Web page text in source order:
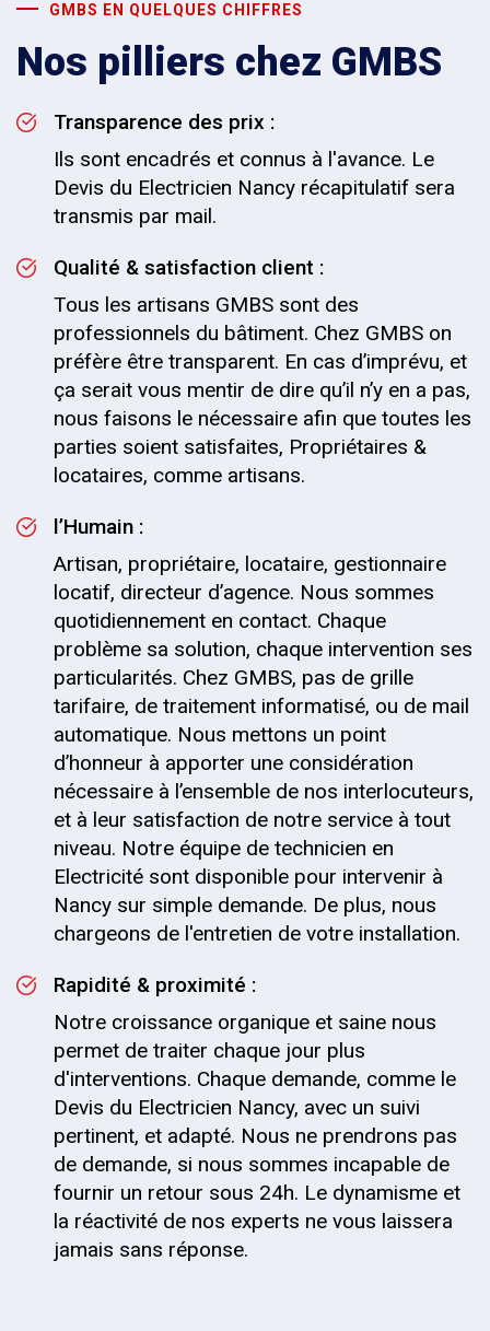
GMBS EN QUELQUES CHIFFRES
Nos pilliers chez GMBS
Transparence des prix :
Ils sont encadrés et connus à l'avance. Le
Devis du Electricien Nancy récapitulatif sera
transmis par mail.
Qualité & satisfaction client :
Tous les artisans GMBS sont des
professionnels du bâtiment. Chez GMBS on
préfère être transparent. En cas d’imprévu, et
ça serait vous mentir de dire qu’il n’y en a pas,
nous faisons le nécessaire afin que toutes les
parties soient satisfaites, Propriétaires &
locataires, comme artisans.
l’Humain :
Artisan, propriétaire, locataire, gestionnaire
locatif, directeur d’agence. Nous sommes
quotidiennement en contact. Chaque
problème sa solution, chaque intervention ses
particularités. Chez GMBS, pas de grille
tarifaire, de traitement informatisé, ou de mail
automatique. Nous mettons un point
d’honneur à apporter une considération
nécessaire à l’ensemble de nos interlocuteurs,
et à leur satisfaction de notre service à tout
niveau. Notre équipe de technicien en
Electricité sont disponible pour intervenir à
Nancy sur simple demande. De plus, nous
chargeons de l'entretien de votre installation.
Rapidité & proximité :
Notre croissance organique et saine nous
permet de traiter chaque jour plus
d'interventions. Chaque demande, comme le
Devis du Electricien Nancy, avec un suivi
pertinent, et adapté. Nous ne prendrons pas
de demande, si nous sommes incapable de
fournir un retour sous 24h. Le dynamisme et
la réactivité de nos experts ne vous laissera
jamais sans réponse.